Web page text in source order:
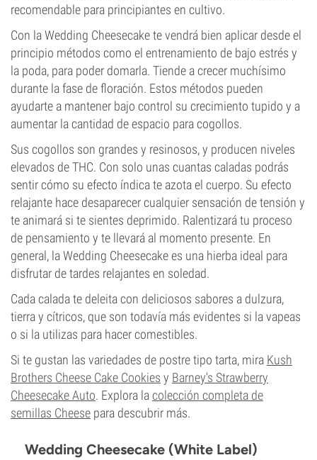
recomendable para principiantes en cultivo.
Con la Wedding Cheesecake te vendrá bien aplicar desde el
principio métodos como el entrenamiento de bajo estrés y
la poda, para poder domarla. Tiende a crecer muchísimo
durante la fase de floración. Estos métodos pueden
ayudarte a mantener bajo control su crecimiento tupido y a
aumentar la cantidad de espacio para cogollos.
Sus cogollos son grandes y resinosos, y producen niveles
elevados de THC. Con solo unas cuantas caladas podrás
sentir cómo su efecto índica te azota el cuerpo. Su efecto
relajante hace desaparecer cualquier sensación de tensión y
te animará si te sientes deprimido. Ralentizará tu proceso
de pensamiento y te llevará al momento presente. En
general, la Wedding Cheesecake es una hierba ideal para
disfrutar de tardes relajantes en soledad.
Cada calada te deleita con deliciosos sabores a dulzura,
tierra y cítricos, que son todavía más evidentes si la vapeas
o si la utilizas para hacer comestibles.
Si te gustan las variedades de postre tipo tarta, mira Kush
Brothers Cheese Cake Cookies y Barney's Strawberry
Cheesecake Auto. Explora lacolección completa de
semillas Cheese para descubrir más.
Wedding Cheesecake (White Label)